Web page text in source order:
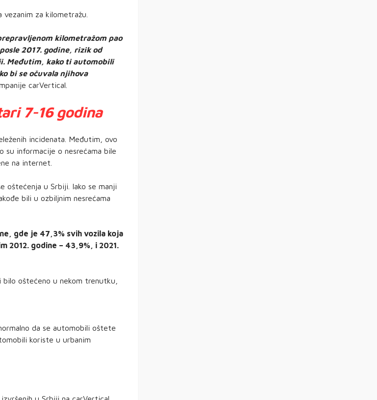
za kilometražu.
kilometražom pao
2017. godine, rizik od
Međutim, kako ti automobili
bi se očuvala njihova
carVertical.
7-16 godina
incidenata. Međutim, ovo
informacije o nesrećama bile
na internet.
oštećenja u Srbiji. Iako se manji
bili u ozbiljnim nesrećama
gde je 47,3% svih vozila koja
2012. godine – 43,9%, i 2021.
oštećeno u nekom trenutku,
da se automobili oštete
koriste u urbanim